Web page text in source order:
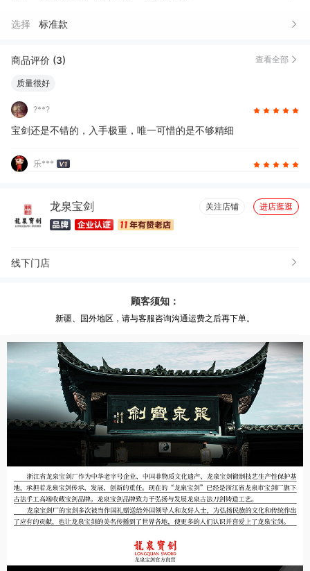
选择 标准款
商品评价 (3) 查看全部
质量很好
?**?
宝剑还是不错的，入手极重，唯一可惜的是不够精细
乐***
龙泉宝剑 关注店铺 进店逛逛
线下门店
顾客须知：
新疆、国外地区，请与客服咨询沟通运费之后再下单。